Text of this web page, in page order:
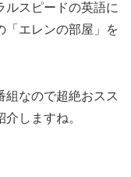
ルスピードの英語に
「エレンの部屋」を
組なので超絶おスス
しますね。